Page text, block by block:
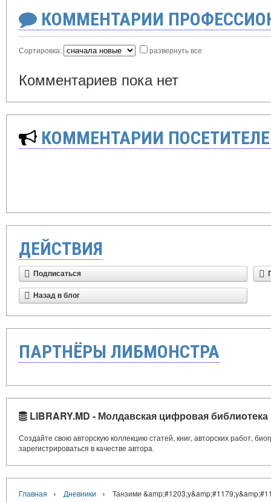
КОММЕНТАРИИ
Сортировка: развернуть все
Комментариев пока нет
КОММЕНТАРИИ
ДЕЙСТВИЯ
Подписаться
Назад в блог
ПАРТНЁРЫ ЛИБМОНСТРА
LIBRARY.MD - Молдавская цифровая библиотека
Создайте свою авторскую коллекцию статей, книг, авторских работ,
зарегистрироваться в качестве автора.
Главная › Дневники › Танзими